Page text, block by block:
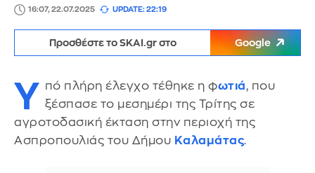
16:07, 22.07.2025 UPDATE: 22:19
Προσθέστε το SKAI.gr στο Google
Υ πό πλήρη έλεγχο τέθηκε η φωτιά, που
ξέσπασε το μεσημέρι της Τρίτης σε
αγροτοδασική έκταση στην περιοχή της
Ασπροπουλιάς του Δήμου Καλαμάτας.